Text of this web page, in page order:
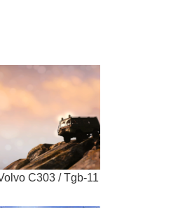
C303 / Tgb-11